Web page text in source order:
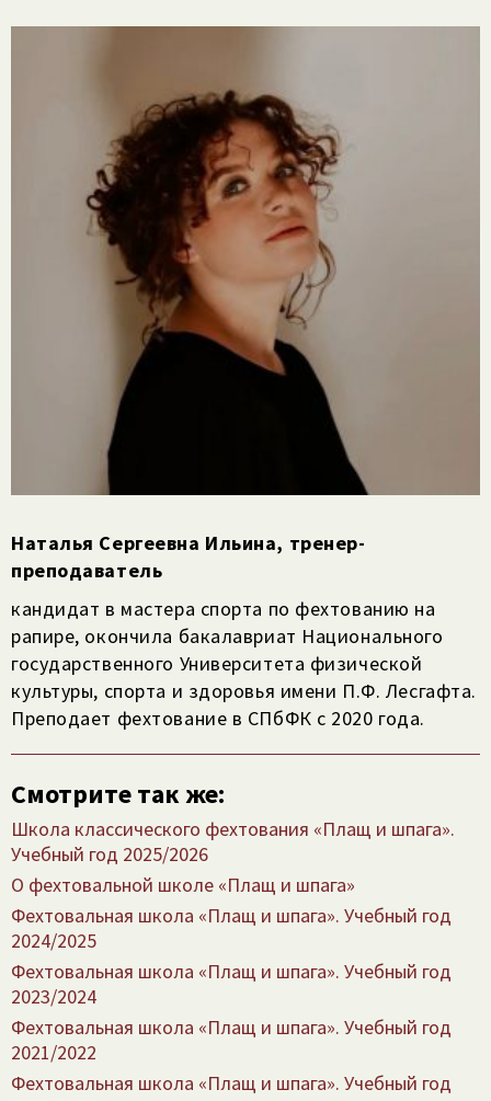
Наталья Сергеевна Ильина, тренер-
преподаватель
кандидат в мастера спорта по фехтованию на
рапире, окончила бакалавриат Национального
государственного Университета физической
культуры, спорта и здоровья имени П.Ф. Лесгафта.
Преподает фехтование в СПбФК с 2020 года.
Смотрите так же:
Школа классического фехтования «Плащ и шпага».
Учебный год 2025/​2026
О фехтовальной школе «Плащ и шпага»
Фехтовальная школа «Плащ и шпага». Учебный год
2024/​2025
Фехтовальная школа «Плащ и шпага». Учебный год
2023/​2024
Фехтовальная школа «Плащ и шпага». Учебный год
2021/​2022
Фехтовальная школа «Плащ и шпага». Учебный год